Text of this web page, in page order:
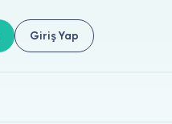
Giriş Yap